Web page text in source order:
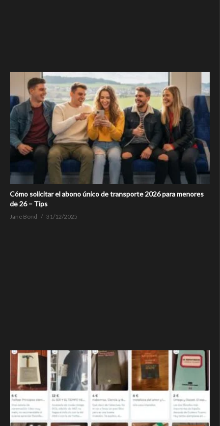
Cómo solicitar el abono único de transporte 2026 para menores
de 26 – Tips
Jane Bond 31/12/2025